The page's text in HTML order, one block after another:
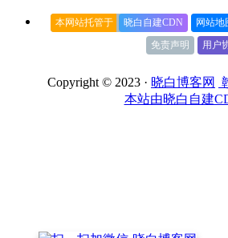
本网站托管于 晓白自建CDN 网站地
免责声明
用户
Copyright © 2023 · 晓白博客网
本站由晓白自建